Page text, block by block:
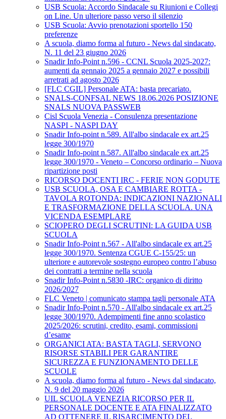
USB Scuola: Accordo Sindacale su Riunioni e Collegi
on Line. Un ulteriore passo verso il silenzio
USB Scuola: Avvio prenotazioni sportello 150
preferenze
A scuola, diamo forma al futuro - News dal sindacato,
N. 11 del 23 giugno 2026
Snadir Info-Point n.596 - CCNL Scuola 2025-2027:
aumenti da gennaio 2025 a gennaio 2027 e possibili
arretrati ad agosto 2026
[FLC CGIL] Personale ATA: basta precariato.
SNALS-CONFSAL NEWS 18.06.2026 POSIZIONE
SNALS NUOVA PASSWEB
Cisl Scuola Venezia - Consulenza presentazione
NASPI - NASPI DAY
Snadir Info-point n.589. All'albo sindacale ex art.25
legge 300/1970
Snadir Info-point n.587. All'albo sindacale ex art.25
legge 300/1970 - Veneto – Concorso ordinario – Nuova
ripartizione posti
RICORSO DOCENTI IRC - FERIE NON GODUTE
USB SCUOLA, OSA E CAMBIARE ROTTA -
TAVOLA ROTONDA: INDICAZIONI NAZIONALI
E TRASFORMAZIONE DELLA SCUOLA. UNA
VICENDA ESEMPLARE
SCIOPERO DEGLI SCRUTINI: LA GUIDA USB
SCUOLA
Snadir Info-Point n.567 - All'albo sindacale ex art.25
legge 300/1970. Sentenza CGUE C‑155/25: un
ulteriore e autorevole sostegno europeo contro l’abuso
dei contratti a termine nella scuola
Snadir Info-Point n.5830 -IRC: organico di diritto
2026/2027
FLC Veneto | comunicato stampa tagli personale ATA
Snadir Info-Point n.570 - All'albo sindacale ex art.25
legge 300/1970. Adempimenti fine anno scolastico
2025/2026: scrutini, credito, esami, commissioni
d’esame
ORGANICI ATA: BASTA TAGLI, SERVONO
RISORSE STABILI PER GARANTIRE
SICUREZZA E FUNZIONAMENTO DELLE
SCUOLE
A scuola, diamo forma al futuro - News dal sindacato,
N. 9 del 20 maggio 2026
UIL SCUOLA VENEZIA RICORSO PER IL
PERSONALE DOCENTE E ATA FINALIZZATO
AD OTTENERE IL RISARCIMENTO DEL